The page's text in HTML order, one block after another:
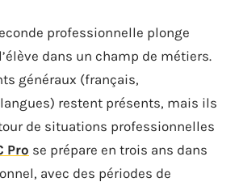
professionnelle plonge
dans un champ de métiers.
généraux (français,
restent présents, mais ils
de situations professionnelles
Pro se prépare en trois ans dans
avec des périodes de